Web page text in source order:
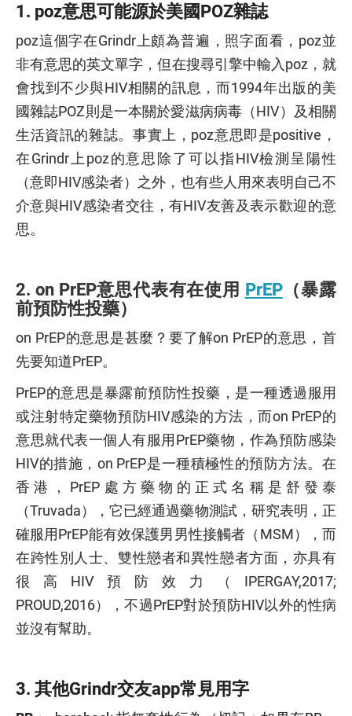
1. poz意思可能源於美國POZ雜誌
poz這個字在Grindr上頗為普遍，照字面看，poz並
非有意思的英文單字，但在搜尋引擎中輸入poz，就
會找到不少與HIV相關的訊息，而1994年出版的美
國雜誌POZ則是一本關於愛滋病病毒（HIV）及相關
生活資訊的雜誌。事實上，poz意思即是positive，
在Grindr上poz的意思除了可以指HIV檢測呈陽性
（意即HIV感染者）之外，也有些人用來表明自己不
介意與HIV感染者交往，有HIV友善及表示歡迎的意
思。
2. on PrEP意思代表有在使用 PrEP（暴露
前預防性投藥）
on PrEP的意思是甚麼？要了解on PrEP的意思，首
先要知道PrEP。
PrEP的意思是暴露前預防性投藥，是一種透過服用
或注射特定藥物預防HIV感染的方法，而on PrEP的
意思就代表一個人有服用PrEP藥物，作為預防感染
HIV的措施，on PrEP是一種積極性的預防方法。在
香港，PrEP處方藥物的正式名稱是舒發泰
（Truvada），它已經通過藥物測試，研究表明，正
確服用PrEP能有效保護男男性接觸者（MSM），而
在跨性別人士、雙性戀者和異性戀者方面，亦具有
很高HIV預防效力（IPERGAY,2017;
PROUD,2016），不過PrEP對於預防HIV以外的性病
並沒有幫助。
3. 其他Grindr交友app常見用字